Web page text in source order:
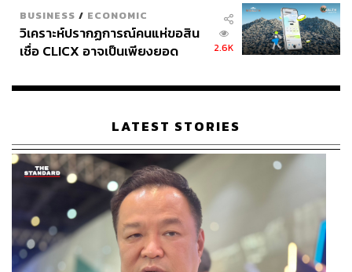
BUSINESS / ECONOMIC
วิเคราะห์ปรากฏการณ์คนแห่ขอสิน
เชื่อ CLICX อาจเป็นเพียงยอด
เรือนไทยที่ถูกซุกไว้
2.6K
LATEST STORIES